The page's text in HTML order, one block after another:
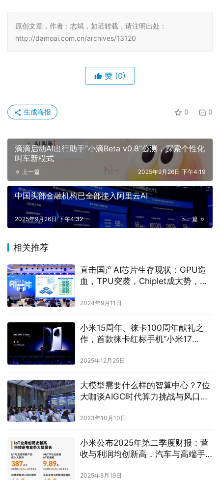
原创文章，作者：志斌，如若转载，请注明出处：
http://damoai.com.cn/archives/13120
赞 (0)
0 0
生成海报
滴滴启动AI出行助手“小滴Beta v0.8”公测，探索个性化
叫车新模式
上一篇 2025年9月26日 下午4:19
中国头部金融机构已全部接入阿里云AI
下一篇
2025年9月26日 下午4:32
相关推荐
直击国产AI芯片生存现状：GPU造
血，TPU突袭，Chiplet成大势，网
2024年9月11日
小米15周年、徕卡100周年献礼之
作，首款徕卡红标手机“小米17
2025年12月25日
大模型需要什么样的智算中心？7位
大咖谈AIGC时代算力挑战与风口丨
2023年10月10日
小米公布2025年第二季度财报：营
收与利润均创新高，汽车与高端手
2025年8月19日